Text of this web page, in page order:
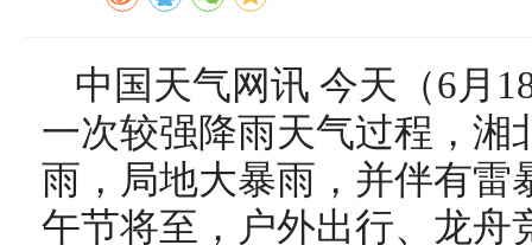
中国天气网讯 今天（6月
一次较强降雨天气过程，湘
雨，局地大暴雨，并伴有雷
午节将至，户外出行、龙舟